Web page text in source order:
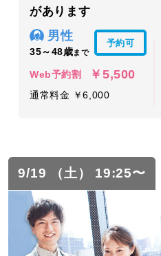
があります
男性
35～48歳まで
予約可
Web予約割 ￥5,500
通常料金 ￥6,000
9/19 （土） 19:25〜